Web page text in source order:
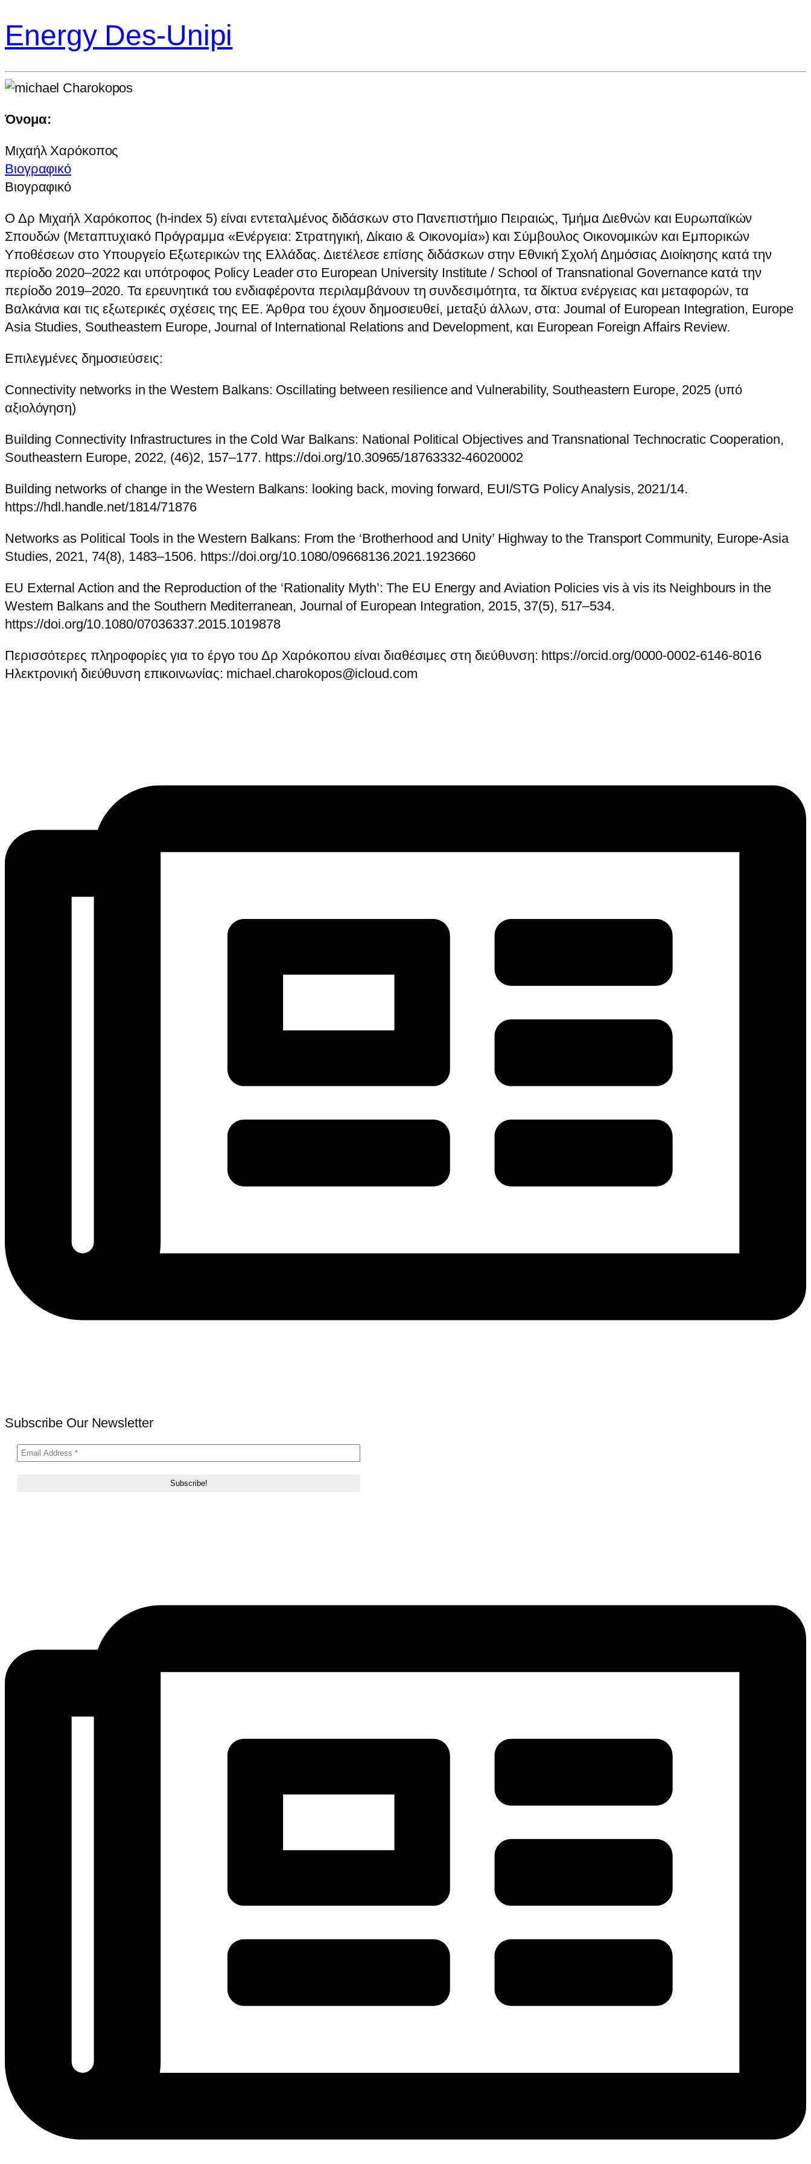
Energy Des-Unipi
Όνομα:
Μιχαήλ Χαρόκοπος
Βιογραφικό
Βιογραφικό
Ο Δρ Μιχαήλ Χαρόκοπος (h-index 5) είναι εντεταλμένος διδάσκων στο Πανεπιστήμιο Πειραιώς, Τμήμα Διεθνών και Ευρωπαϊκών
Σπουδών (Μεταπτυχιακό Πρόγραμμα «Ενέργεια: Στρατηγική, Δίκαιο & Οικονομία») και Σύμβουλος Οικονομικών και Εμπορικών
Υποθέσεων στο Υπουργείο Εξωτερικών της Ελλάδας. Διετέλεσε επίσης διδάσκων στην Εθνική Σχολή Δημόσιας Διοίκησης κατά την
περίοδο 2020–2022 και υπότροφος Policy Leader στο European University Institute / School of Transnational Governance κατά την
περίοδο 2019–2020. Τα ερευνητικά του ενδιαφέροντα περιλαμβάνουν τη συνδεσιμότητα, τα δίκτυα ενέργειας και μεταφορών, τα
Βαλκάνια και τις εξωτερικές σχέσεις της ΕΕ. Άρθρα του έχουν δημοσιευθεί, μεταξύ άλλων, στα: Journal of European Integration, Europe
Asia Studies, Southeastern Europe, Journal of International Relations and Development, και European Foreign Affairs Review.
Επιλεγμένες δημοσιεύσεις:
Connectivity networks in the Western Balkans: Oscillating between resilience and Vulnerability, Southeastern Europe, 2025 (υπό
αξιολόγηση)
Building Connectivity Infrastructures in the Cold War Balkans: National Political Objectives and Transnational Technocratic Cooperation,
Southeastern Europe, 2022, (46)2, 157–177. https://doi.org/10.30965/18763332-46020002
Building networks of change in the Western Balkans: looking back, moving forward, EUI/STG Policy Analysis, 2021/14.
https://hdl.handle.net/1814/71876
Networks as Political Tools in the Western Balkans: From the ‘Brotherhood and Unity’ Highway to the Transport Community, Europe-Asia
Studies, 2021, 74(8), 1483–1506. https://doi.org/10.1080/09668136.2021.1923660
EU External Action and the Reproduction of the ‘Rationality Myth’: The EU Energy and Aviation Policies vis à vis its Neighbours in the
Western Balkans and the Southern Mediterranean, Journal of European Integration, 2015, 37(5), 517–534.
https://doi.org/10.1080/07036337.2015.1019878
Περισσότερες πληροφορίες για το έργο του Δρ Χαρόκοπου είναι διαθέσιμες στη διεύθυνση: https://orcid.org/0000-0002-6146-8016
Ηλεκτρονική διεύθυνση επικοινωνίας: michael.charokopos@icloud.com
Subscribe Our Newsletter